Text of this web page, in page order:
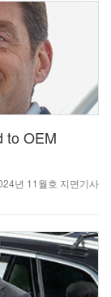
to OEM
년 11월호 지면기사